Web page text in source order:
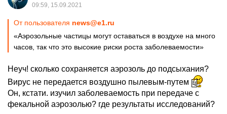
09:59, 15.09.2021
От пользователя news@e1.ru
«Аэрозольные частицы могут оставаться в воздухе на много
часов, так что это высокие риски роста заболеваемости»
Неуч! сколько сохраняется аэрозоль до подсыхания?
Вирус не передается воздушно пылевым-путем
Он, кстати. изучил заболеваемость при передаче с
фекальной аэрозолью? где результаты исследований?